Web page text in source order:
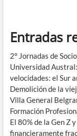
Entradas
2° Jornadas de
Universidad
velocidades: el Sur
Demolición de la
Villa General
Formación
El 80% de la Gen Z
financieramente